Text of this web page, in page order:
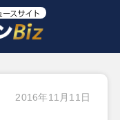
2016年11月11日